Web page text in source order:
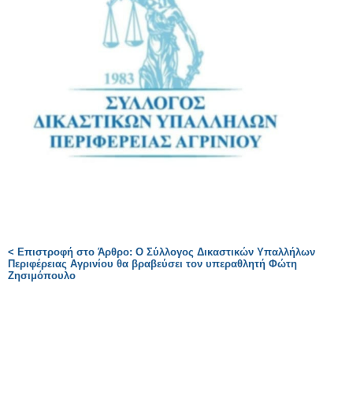
< Επιστροφή στο Άρθρο: Ο Σύλλογος Δικαστικών Υπαλλήλων
Περιφέρειας Αγρινίου θα βραβεύσει τον υπεραθλητή Φώτη
Ζησιμόπουλο